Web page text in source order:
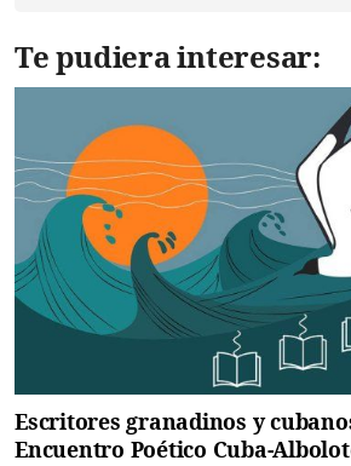
Te pudiera interesar:
Escritores granadinos y
Encuentro Poético Cuba-